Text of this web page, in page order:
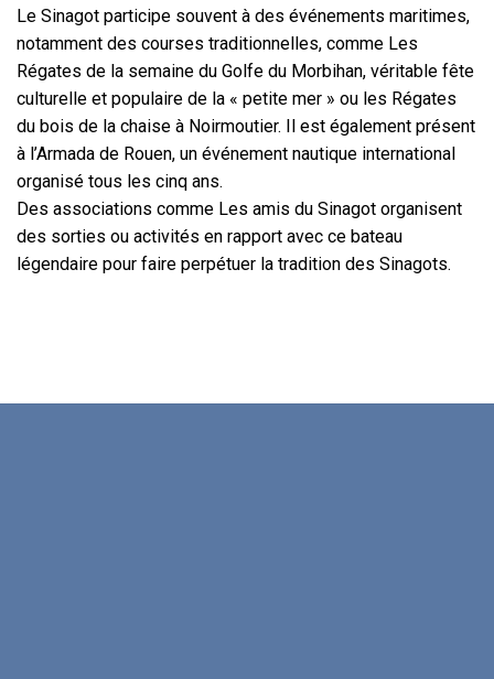
Le Sinagot participe souvent à des événements maritimes,
notamment des courses traditionnelles, comme Les
Régates de la semaine du Golfe du Morbihan, véritable fête
culturelle et populaire de la « petite mer » ou les Régates
du bois de la chaise à Noirmoutier. Il est également présent
à l’Armada de Rouen, un événement nautique international
organisé tous les cinq ans.
Des associations comme Les amis du Sinagot organisent
des sorties ou activités en rapport avec ce bateau
légendaire pour faire perpétuer la tradition des Sinagots.